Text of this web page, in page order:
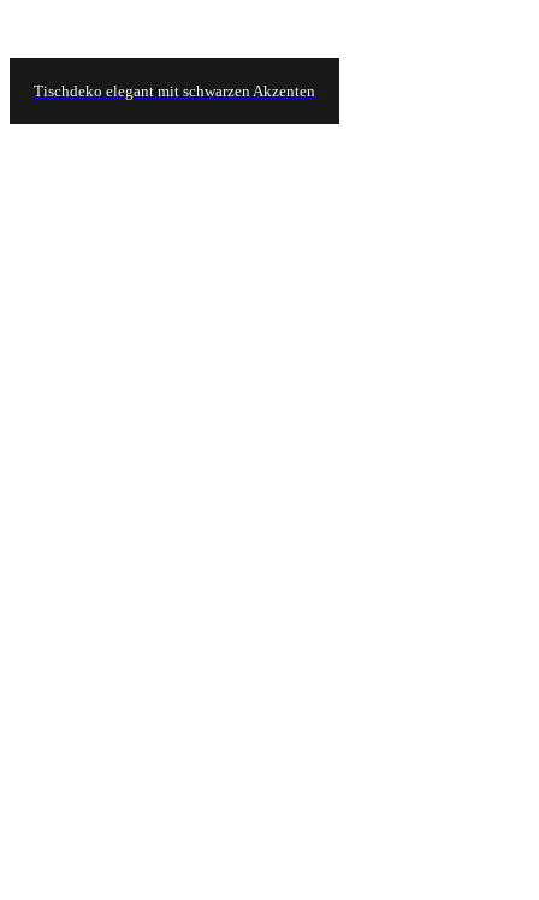
Tischdeko elegant mit schwarzen Akzenten